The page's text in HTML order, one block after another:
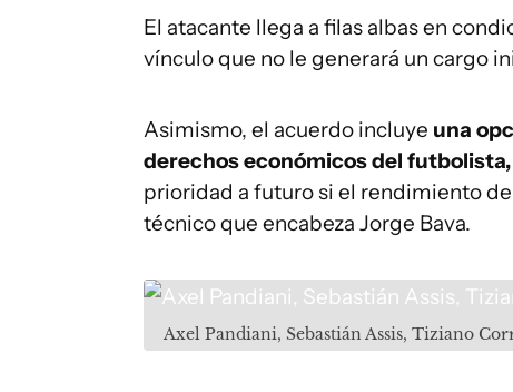
El atacante llega a filas albas en
vínculo que no le generará un cargo
Asimismo, el acuerdo incluye una
derechos económicos del futbolista,
prioridad a futuro si el rendimiento
técnico que encabeza Jorge Bava.
Axel Pandiani, Sebastián Assis, Tiziano